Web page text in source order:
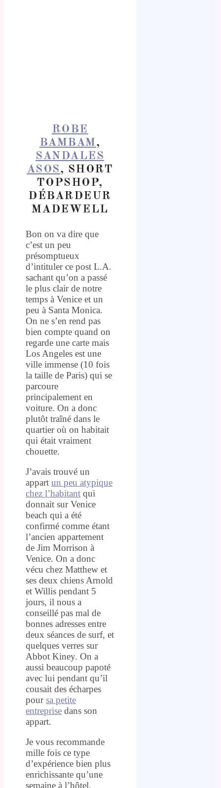
ROBE
BAMBAM,
SANDALES
ASOS, SHORT
TOPSHOP,
DÉBARDEUR
MADEWELL
Bon on va dire que
c’est un peu
présomptueux
d’intituler ce post L.A.
sachant qu’on a passé
le plus clair de notre
temps à Venice et un
peu à Santa Monica.
On ne s’en rend pas
bien compte quand on
regarde une carte mais
Los Angeles est une
ville immense (10 fois
la taille de Paris) qui se
parcoure
principalement en
voiture. On a donc
plutôt traîné dans le
quartier où on habitait
qui était vraiment
chouette.
J’avais trouvé un
appart un peu atypique
chez l’habitant qui
donnait sur Venice
beach qui a été
confirmé comme étant
l’ancien appartement
de Jim Morrison à
Venice. On a donc
vécu chez Matthew et
ses deux chiens Arnold
et Willis pendant 5
jours, il nous a
conseillé pas mal de
bonnes adresses entre
deux séances de surf, et
quelques verres sur
Abbot Kiney. On a
aussi beaucoup papoté
avec lui pendant qu’il
cousait des écharpes
poursa petite
entreprise dans son
appart.
Je vous recommande
mille fois ce type
d’expérience bien plus
enrichissante qu’une
semaine à l’hôtel.